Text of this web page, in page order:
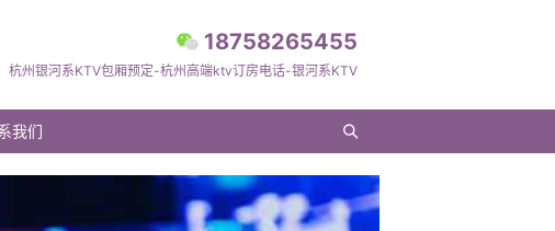
18758265455
杭州银河系KTV包厢预定-杭州高端ktv订房电话-银河系KTV
我们